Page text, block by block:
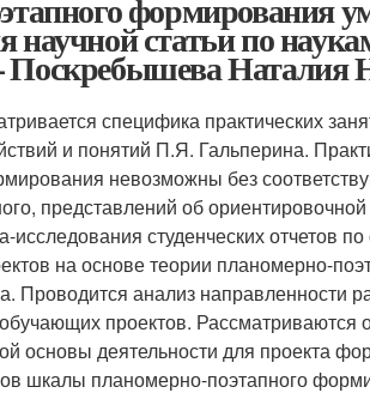
формирования
научной статьи по
Наталия
специфика практических
и понятий П.Я. Гальперина.
невозможны без
представлений об
исследования студенческих отчетов
на основе теории планомерно-
Проводится анализ направленности
проектов. Рассматриваются
основы деятельности для проекта
шкалы планомерно-поэтапного